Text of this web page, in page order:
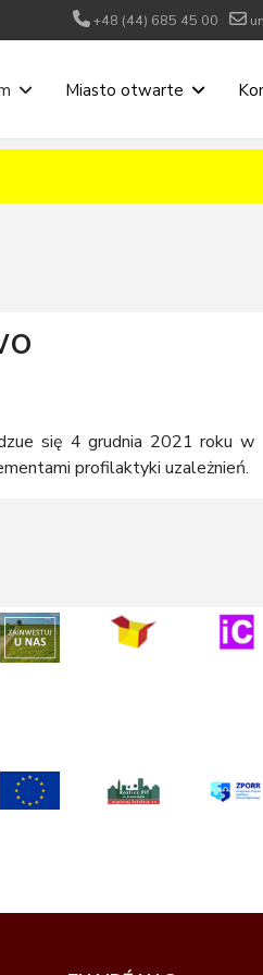
+48 (44) 685 45 00
Miasto otwarte
się 4 grudnia 2021 roku w
profilaktyki uzależnień.